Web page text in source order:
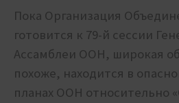
Пока Организация
готовится к 79-й сессии
Ассамблеи ООН, широкая
похоже, находится в
планах ООН относительно